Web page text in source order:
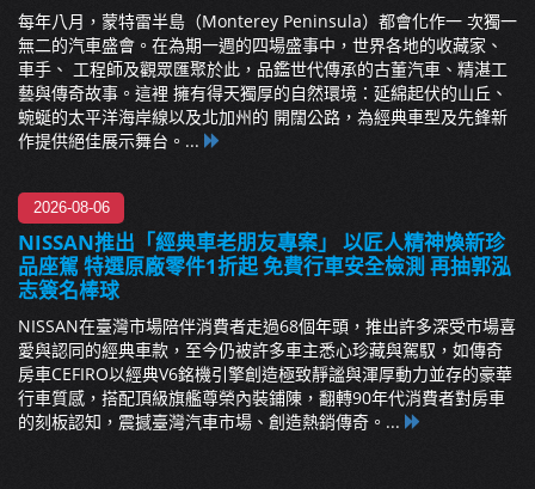
每年八月，蒙特雷半島（Monterey Peninsula）都會化作一 次獨一
無二的汽車盛會。在為期一週的四場盛事中，世界各地的收藏家、
車手、 工程師及觀眾匯聚於此，品鑑世代傳承的古董汽車、精湛工
藝與傳奇故事。這裡 擁有得天獨厚的自然環境：延綿起伏的山丘、
蜿蜒的太平洋海岸線以及北加州的 開闊公路，為經典車型及先鋒新
作提供絕佳展示舞台。...
2026-08-06
NISSAN推出「經典車老朋友專案」 以匠人精神煥新珍
品座駕 特選原廠零件1折起 免費行車安全檢測 再抽郭泓
志簽名棒球
NISSAN在臺灣市場陪伴消費者走過68個年頭，推出許多深受市場喜
愛與認同的經典車款，至今仍被許多車主悉心珍藏與駕馭，如傳奇
房車CEFIRO以經典V6銘機引擎創造極致靜謐與渾厚動力並存的豪華
行車質感，搭配頂級旗艦尊榮內裝鋪陳，翻轉90年代消費者對房車
的刻板認知，震撼臺灣汽車市場、創造熱銷傳奇。...